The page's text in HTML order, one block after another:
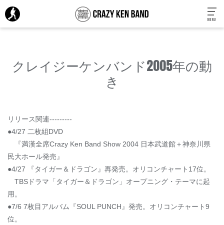
MENU
クレイジーケンバンド2005年の動
き
リリース関連---------
●4/27 二枚組DVD
『満漢全席Crazy Ken Band Show 2004 日本武道館＋神奈川県
民大ホール発売』
●4/27 『タイガー＆ドラゴン』再発売。オリコンチャート17位。
TBSドラマ「タイガー＆ドラゴン」オープニング・テーマに起
用。
●7/6 7枚目アルバム『SOUL PUNCH』発売。オリコンチャート9
位。